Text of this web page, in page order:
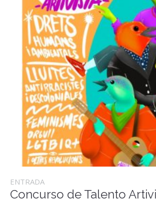
ENTRADA
Concurso de Talento